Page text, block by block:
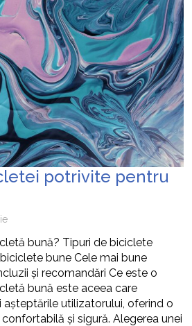
potrivite pentru
bună? Tipuri de biciclete
bune Cele mai bune
și recomandări Ce este o
bună este aceea care
așteptările utilizatorului, oferind o
și sigură. Alegerea unei